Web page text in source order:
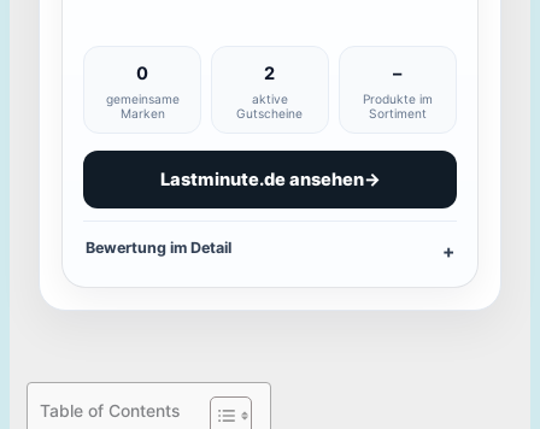
0
gemeinsame
Marken
2
aktive
Gutscheine
–
Produkte im
Sortiment
Lastminute.de ansehen→
Bewertung im Detail
Table of Contents